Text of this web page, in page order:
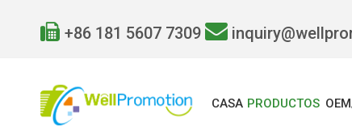
 +86 181 5607 7309 
CASA PRODUCTOS